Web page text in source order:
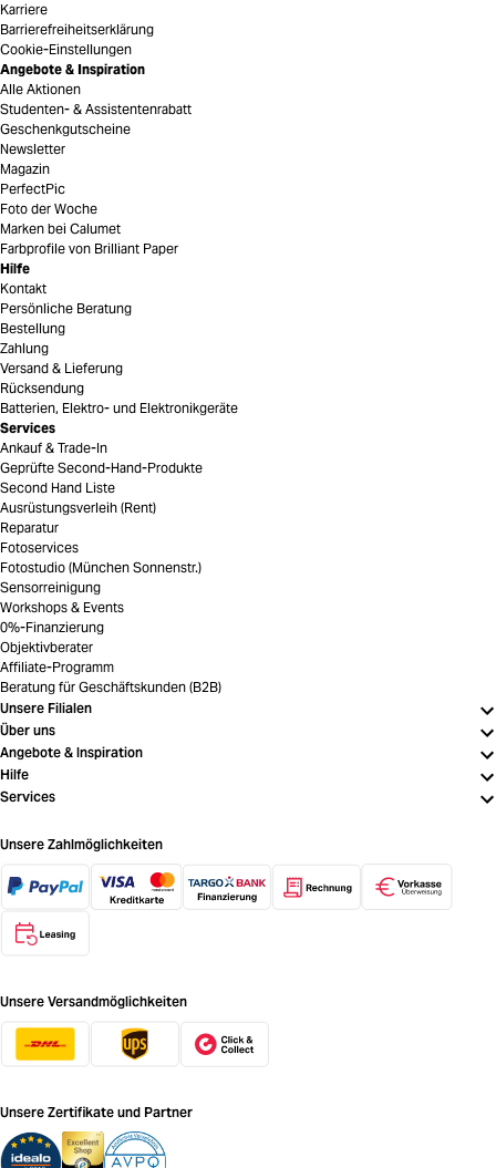
Karriere
Barrierefreiheitserklärung
Cookie-Einstellungen
Angebote & Inspiration
Alle Aktionen
Studenten- & Assistentenrabatt
Geschenkgutscheine
Newsletter
Magazin
PerfectPic
Foto der Woche
Marken bei Calumet
Farbprofile von Brilliant Paper
Hilfe
Kontakt
Persönliche Beratung
Bestellung
Zahlung
Versand & Lieferung
Rücksendung
Batterien, Elektro- und Elektronikgeräte
Services
Ankauf & Trade-In
Geprüfte Second-Hand-Produkte
Second Hand Liste
Ausrüstungsverleih (Rent)
Reparatur
Fotoservices
Fotostudio (München Sonnenstr.)
Sensorreinigung
Workshops & Events
0%-Finanzierung
Objektivberater
Affiliate-Programm
Beratung für Geschäftskunden (B2B)
Unsere Filialen
Über uns
Angebote & Inspiration
Hilfe
Services
Unsere Zahlmöglichkeiten
Unsere Versandmöglichkeiten
Unsere Zertifikate und Partner